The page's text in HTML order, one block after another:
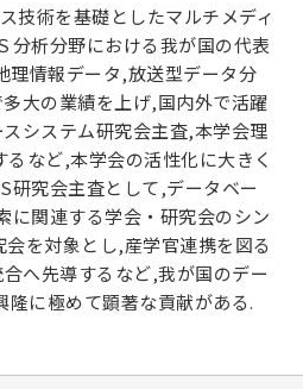
技術を基礎としたマルチメディ
分析分野における我が国の代表
理情報データ,放送型データ分
大の業績を上げ,国内外で活躍
システム研究会主査,本学会理
など,本学会の活性化に大きく
研究会主査として,データベー
に関連する学会・研究会のシン
を対象とし,産学官連携を図る
へ先導するなど,我が国のデー
隆に極めて顕著な貢献がある.